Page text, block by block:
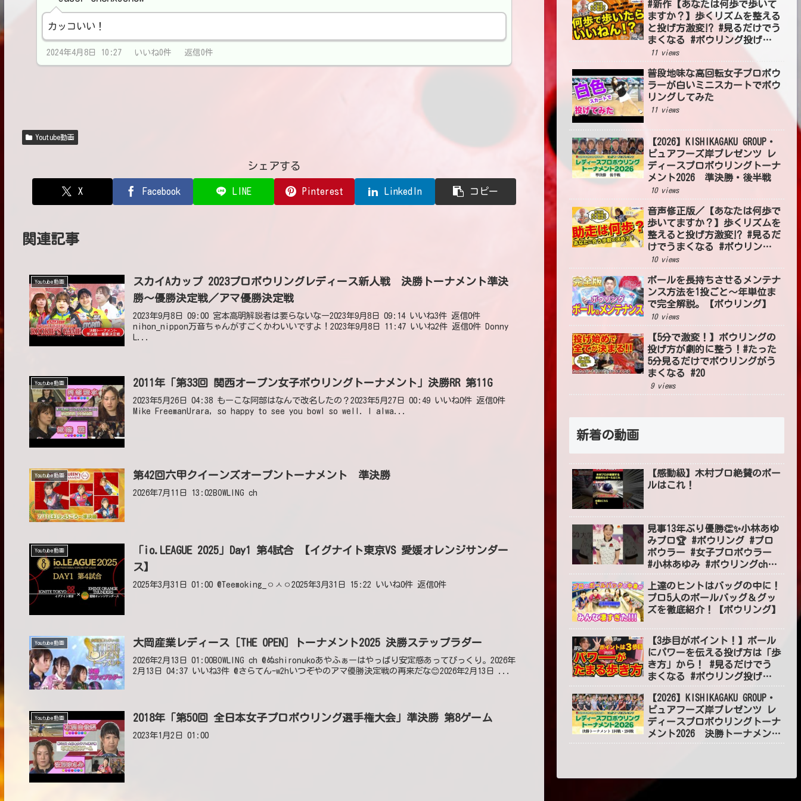
カッコいい！
2024年4月8日 10:27 いいね0件 返信0件
Youtube動画
シェアする
X Facebook LINE Pinterest LinkedIn コピー
関連記事
Youtube動画
スカイAカップ 2023プロボウリングレディース新人戦 決勝トーナメント準決
勝～優勝決定戦／アマ優勝決定戦
2023年9月8日 09:00 宮本高明解説者は要らないなー2023年9月8日 09:14 いいね3件 返信0件
nihon_nippon万音ちゃんがすごくかわいいですよ！2023年9月8日 11:47 いいね2件 返信0件 Donny
Youtube動画 2011年「第33回 関西オープン女子ボウリングトーナメント」決勝RR 第11G
2023年5月26日 04:38 もーこな阿部はなんで改名したの？2023年5月27日 00:49 いいね0件 返信0件
Mike FreemanUrara, so happy to see you bowl so well. I alwa...
Youtube動画 第42回六甲クイーンズオープントーナメント 準決勝
2026年7月11日 13:02BOWLING ch
Youtube動画
「io.LEAGUE 2025」Day1 第4試合 【イグナイト東京VS 愛媛オレンジサンダー
ス】
2025年3月31日 01:00 @Teemoking_ㅇㅅㅇ2025年3月31日 15:22 いいね0件 返信0件
Youtube動画 大岡産業レディース［THE OPEN］トーナメント2025 決勝ステップラダー
2026年2月13日 01:00BOWLING ch @ぬshironukoあやふぁーはやっぱり安定感あってぴっくり。2026年
2月13日 04:37 いいね3件 @さらてん-w2hいつぞやのアマ優勝決定戦の再来だな😊2026年2月13日 ...
Youtube動画 2018年「第50回 全日本女子プロボウリング選手権大会」準決勝 第8ゲーム
2023年1月2日 01:00
#新作【あなたは何歩で歩いて
ますか？】歩くリズムを整える
と投げ方激変⁉ #見るだけでう
まくなる #ボウリング投げ方
#54
11 views
普段地味な高回転女子プロボウ
ラーが白いミニスカートでボウ
リングしてみた
11 views
【2026】KISHIKAGAKU GROUP・
ピュアフーズ岸プレゼンツ レ
ディースプロボウリングトーナ
メント2026 準決勝・後半戦
10 views
音声修正版／【あなたは何歩で
歩いてますか？】歩くリズムを
整えると投げ方激変⁉ #見るだ
けでうまくなる #ボウリング
投げ方 #54
10 views
ボールを長持ちさせるメンテナ
ンス方法を1投ごと〜年単位ま
で完全解説。【ボウリング】
10 views
【5分で激変！】ボウリングの
投げ方が劇的に整う！#たった
5分見るだけでボウリングがう
まくなる #20
9 views
新着の動画
【感動級】木村プロ絶賛のボー
ルはこれ！
見事13年ぶり優勝👏✨小林あゆ
みプロ🏆 #ボウリング #プロ
ボウラー #女子プロボウラー
#小林あゆみ #ボウリングch
#short
上達のヒントはバッグの中に！
プロ5人のボールバッグ＆グッ
ズを徹底紹介！【ボウリング】
【3歩目がポイント！】ボール
にパワーを伝える投げ方は「歩
き方」から！ #見るだけでう
まくなる #ボウリング投げ方
【2026】KISHIKAGAKU GROUP・
ピュアフーズ岸プレゼンツ レ
ディースプロボウリングトーナ
メント2026 決勝トーナメント